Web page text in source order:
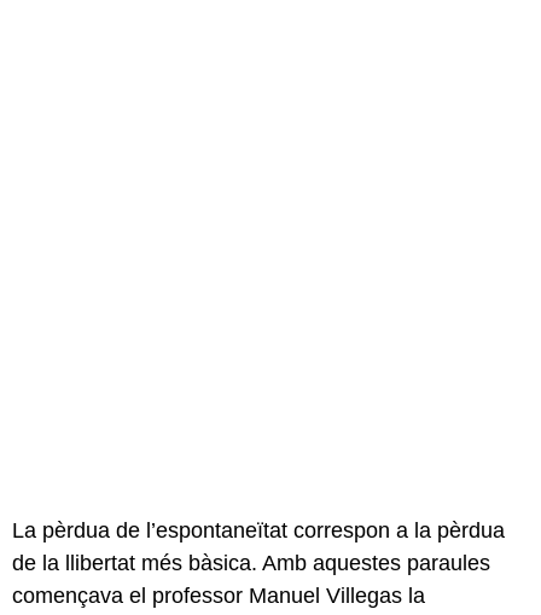
La pèrdua de l’espontaneïtat correspon a la pèrdua
de la llibertat més bàsica. Amb aquestes paraules
començava el professor Manuel Villegas la